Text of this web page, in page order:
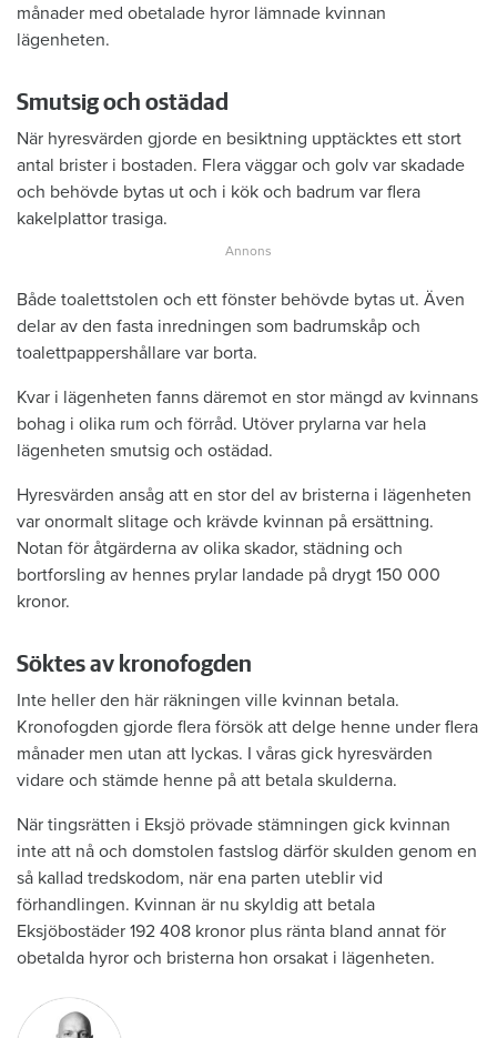
månader med obetalade hyror lämnade kvinnan
lägenheten.
Smutsig och ostädad
När hyresvärden gjorde en besiktning upptäcktes ett stort
antal brister i bostaden. Flera väggar och golv var skadade
och behövde bytas ut och i kök och badrum var flera
kakelplattor trasiga.
Både toalettstolen och ett fönster behövde bytas ut. Även
delar av den fasta inredningen som badrumskåp och
toalettpappershållare var borta.
Kvar i lägenheten fanns däremot en stor mängd av kvinnans
bohag i olika rum och förråd. Utöver prylarna var hela
lägenheten smutsig och ostädad.
Hyresvärden ansåg att en stor del av bristerna i lägenheten
var onormalt slitage och krävde kvinnan på ersättning.
Notan för åtgärderna av olika skador, städning och
bortforsling av hennes prylar landade på drygt 150 000
kronor.
Söktes av kronofogden
Inte heller den här räkningen ville kvinnan betala.
Kronofogden gjorde flera försök att delge henne under flera
månader men utan att lyckas. I våras gick hyresvärden
vidare och stämde henne på att betala skulderna.
När tingsrätten i Eksjö prövade stämningen gick kvinnan
inte att nå och domstolen fastslog därför skulden genom en
så kallad tredskodom, när ena parten uteblir vid
förhandlingen. Kvinnan är nu skyldig att betala
Eksjöbostäder 192 408 kronor plus ränta bland annat för
obetalda hyror och bristerna hon orsakat i lägenheten.